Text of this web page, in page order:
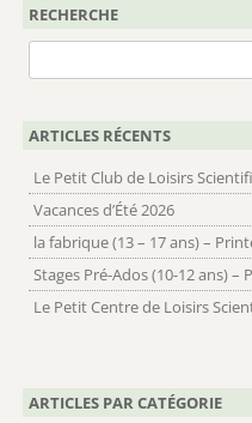
RECHERCHE
ARTICLES RÉCENTS
Le Petit Club de Loisirs
Vacances d’Été 2026
la fabrique (13 – 17 ans) –
Stages Pré-Ados (10-12 ans) –
Le Petit Centre de Loisirs
ARTICLES PAR CATÉGORIE